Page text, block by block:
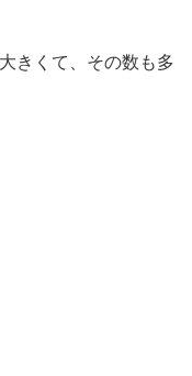
きくて、その数も多